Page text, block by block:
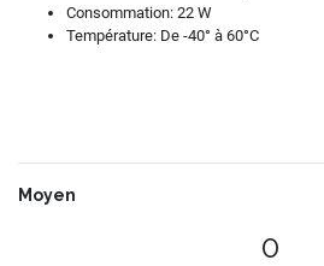
Consommation: 22 W
Température: De -40° à 60°C
Moyen
0